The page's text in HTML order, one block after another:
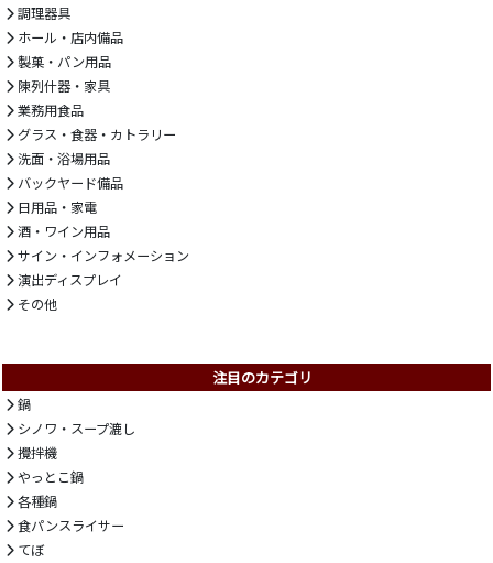
調理器具
ホール・店内備品
製菓・パン用品
陳列什器・家具
業務用食品
グラス・食器・カトラリー
洗面・浴場用品
バックヤード備品
日用品・家電
酒・ワイン用品
サイン・インフォメーション
演出ディスプレイ
その他
注目のカテゴリ
鍋
シノワ・スープ漉し
攪拌機
やっとこ鍋
各種鍋
食パンスライサー
てぼ